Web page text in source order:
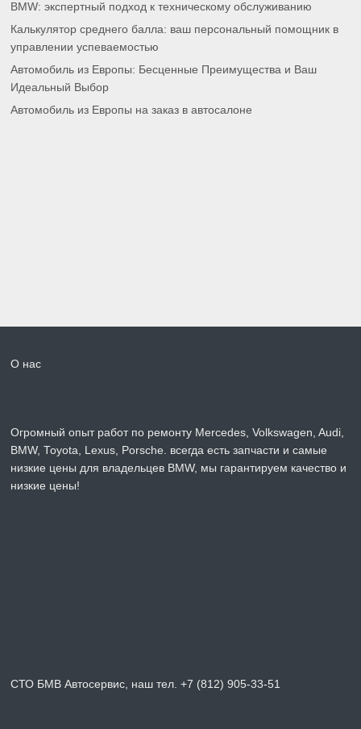
BMW: экспертный подход к техническому обслуживанию
Калькулятор среднего балла: ваш персональный помощник в
управлении успеваемостью
Автомобиль из Европы: Бесценные Преимущества и Ваш
Идеальный Выбор
Автомобиль из Европы на заказ в автосалоне
О нас
Огромный опыт работ по ремонту Mercedes, Volkswagen, Audi,
BMW, Toyota, Lexus, Porsche. всегда есть запчасти и самые
низкие цены для владельцев BMW, мы гарантируем качество и
низкие цены!
СТО БМВ Автосервис, наш тел. +7 (812) 905-33-51